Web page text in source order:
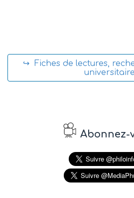
↪ Fiches de lectures,
Abonnez-